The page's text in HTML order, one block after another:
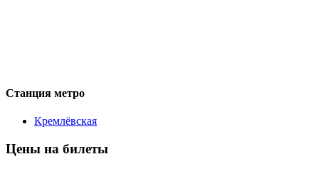
Станция метро
Кремлёвская
Цены на билеты